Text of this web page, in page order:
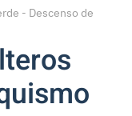
- Descenso de